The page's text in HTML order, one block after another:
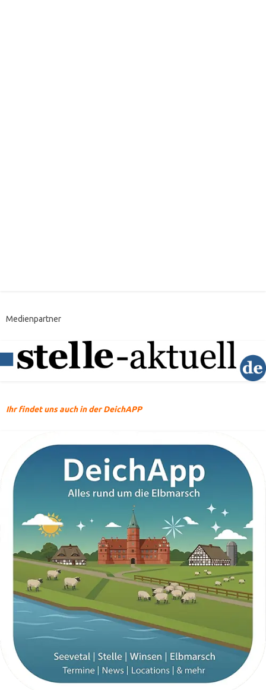
Medienpartner
Ihr findet uns auch in der DeichAPP